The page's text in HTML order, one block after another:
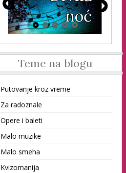
noć
Teme na blogu
Putovanje kroz vreme
Za radoznale
Opere i baleti
Malo muzike
Malo smeha
Kvizomanija